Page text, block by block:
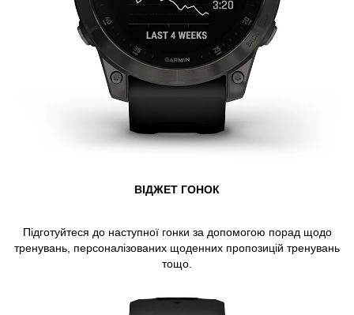
ВІДЖЕТ ГОНОК
Підготуйтеся до наступної гонки за допомогою порад щодо
тренувань, персоналізованих щоденних пропозицій тренувань
тощо.